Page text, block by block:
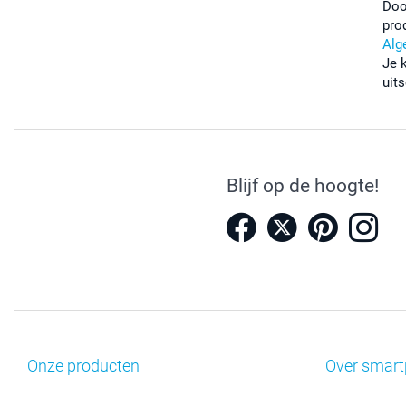
Je
Blijf op de hoogte!
Onze producten Over